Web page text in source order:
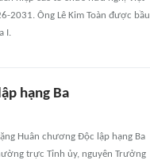
2031. Ông Lê Kim Toàn được bầu
I.
hạng Ba
Huân chương Độc lập hạng Ba
trực Tỉnh ủy, nguyên Trưởng